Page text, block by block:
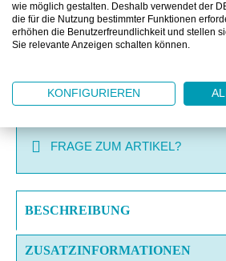
MERKEN
FRAGE ZUM ARTIKEL?
BESCHREIBUNG
ZUSATZINFORMATIONEN
wie möglich gestalten. Deshalb verwendet der
die für die Nutzung bestimmter Funktionen
erhöhen die Benutzerfreundlichkeit und stellen
Sie relevante Anzeigen schalten können.
KONFIGURIEREN